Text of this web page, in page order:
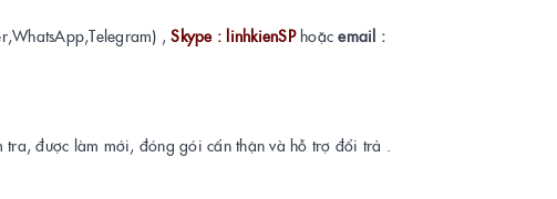
,Skype : linhkienSPhoặcemail :
tra, được làm mới, đóng gói cẩn thận và hỗ trợ đổi trả .